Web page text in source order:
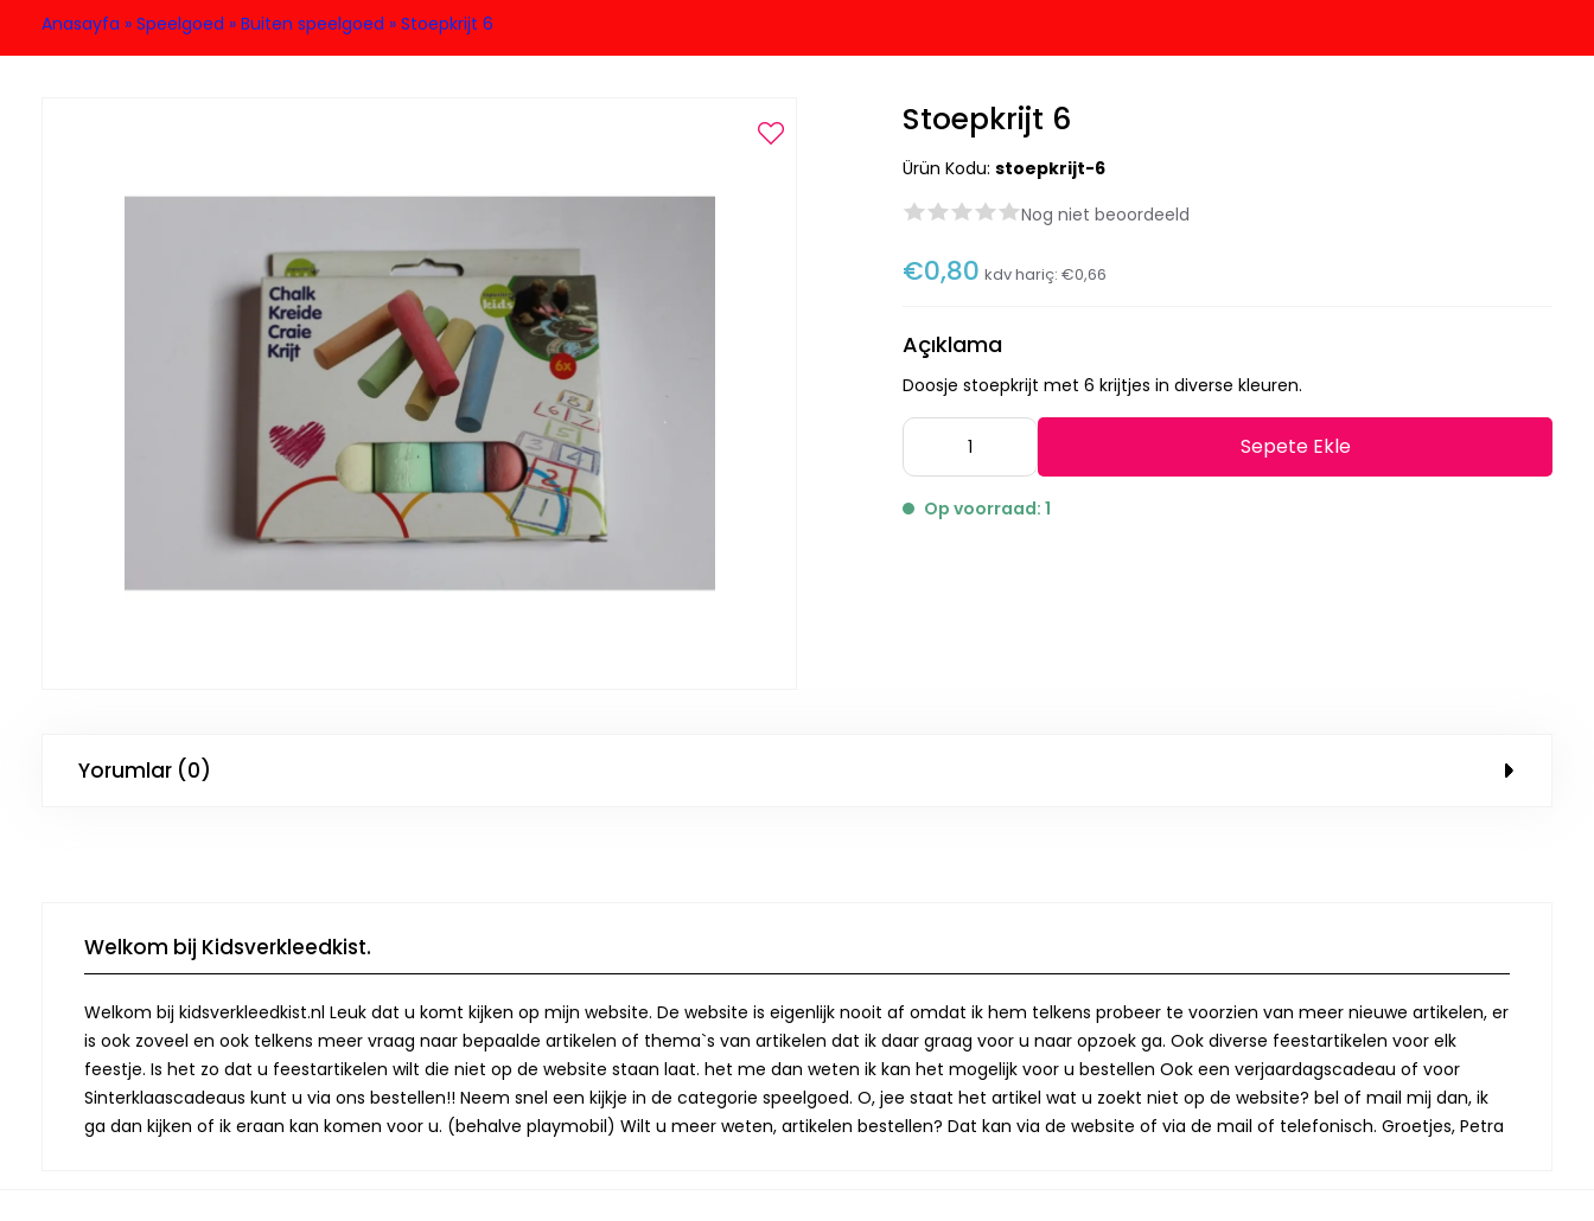
Anasayfa » Speelgoed » Buiten speelgoed » Stoepkrijt 6
Stoepkrijt 6
Ürün Kodu:stoepkrijt-6
Nog niet beoordeeld
€0,80 kdv hariç:€0,66
Açıklama
Doosje stoepkrijt met 6 krijtjes in diverse kleuren.
Sepete Ekle
Op voorraad: 1
Yorumlar (0)
Welkom bij Kidsverkleedkist.
Welkom bij kidsverkleedkist.nl Leuk dat u komt kijken op mijn website. De website is eigenlijk nooit af omdat ik hem telkens probeer te voorzien van meer nieuwe artikelen, er
is ook zoveel en ook telkens meer vraag naar bepaalde artikelen of thema`s van artikelen dat ik daar graag voor u naar opzoek ga. Ook diverse feestartikelen voor elk
feestje. Is het zo dat u feestartikelen wilt die niet op de website staan laat. het me dan weten ik kan het mogelijk voor u bestellen Ook een verjaardagscadeau of voor
Sinterklaascadeaus kunt u via ons bestellen!! Neem snel een kijkje in de categorie speelgoed. O, jee staat het artikel wat u zoekt niet op de website? bel of mail mij dan, ik
ga dan kijken of ik eraan kan komen voor u. (behalve playmobil) Wilt u meer weten, artikelen bestellen? Dat kan via de website of via de mail of telefonisch. Groetjes, Petra